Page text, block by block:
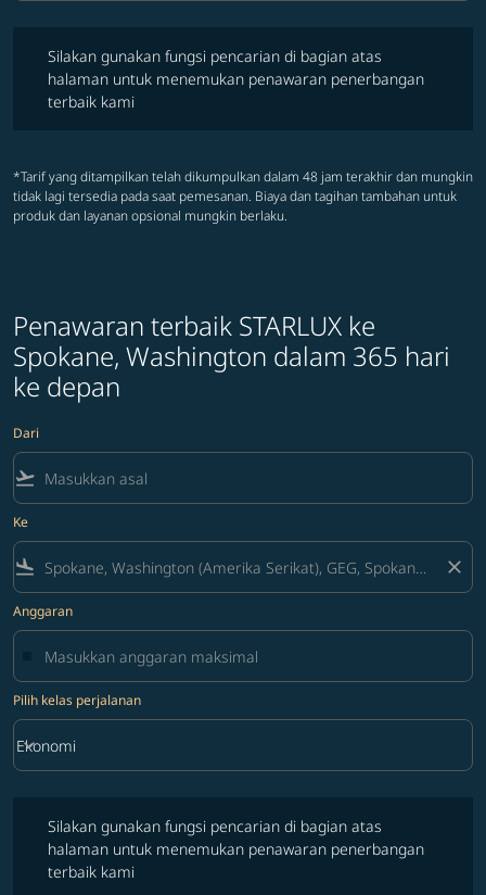
Silakan gunakan fungsi pencarian di bagian atas
halaman untuk menemukan penawaran penerbangan
terbaik kami
*Tarif yang ditampilkan telah dikumpulkan dalam 48 jam terakhir dan mungkin
tidak lagi tersedia pada saat pemesanan. Biaya dan tagihan tambahan untuk
produk dan layanan opsional mungkin berlaku.
Penawaran terbaik STARLUX ke
Spokane, Washington dalam 365 hari
ke depan
Dari
flight_takeoff
Ke
flight_land close
Anggaran
Pilih kelas perjalanan
Pilih kelas perjalanan option Ekonomi Selected
Ekonomi
keyboard_arrow_down
Silakan gunakan fungsi pencarian di bagian atas
halaman untuk menemukan penawaran penerbangan
terbaik kami